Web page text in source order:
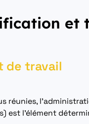
et
de travail
réunies,
est l’élément